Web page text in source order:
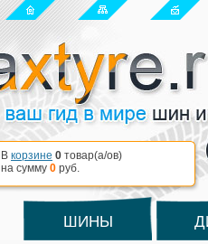
В корзине 0 товар(a/ов)
на сумму 0 руб.
ШИНЫ